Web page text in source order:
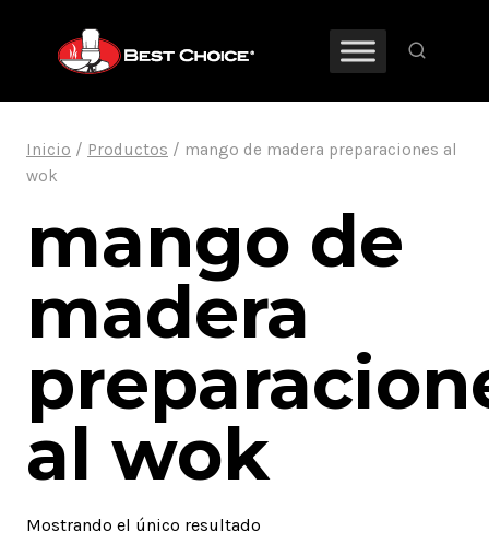
contenido
Inicio / Productos / mango de madera preparaciones al
wok
mango de
madera
al wok
Mostrando el único resultado